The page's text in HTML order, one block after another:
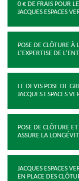
0 € DE FRAIS POUR
JACQUES ESPACES
POSE DE CLÔTURE À
L’EXPERTISE DE
LE DEVIS POSE DE
JACQUES ESPACES
POSE DE CLÔTURE
ASSURE LA
JACQUES ESPACES
EN PLACE DES